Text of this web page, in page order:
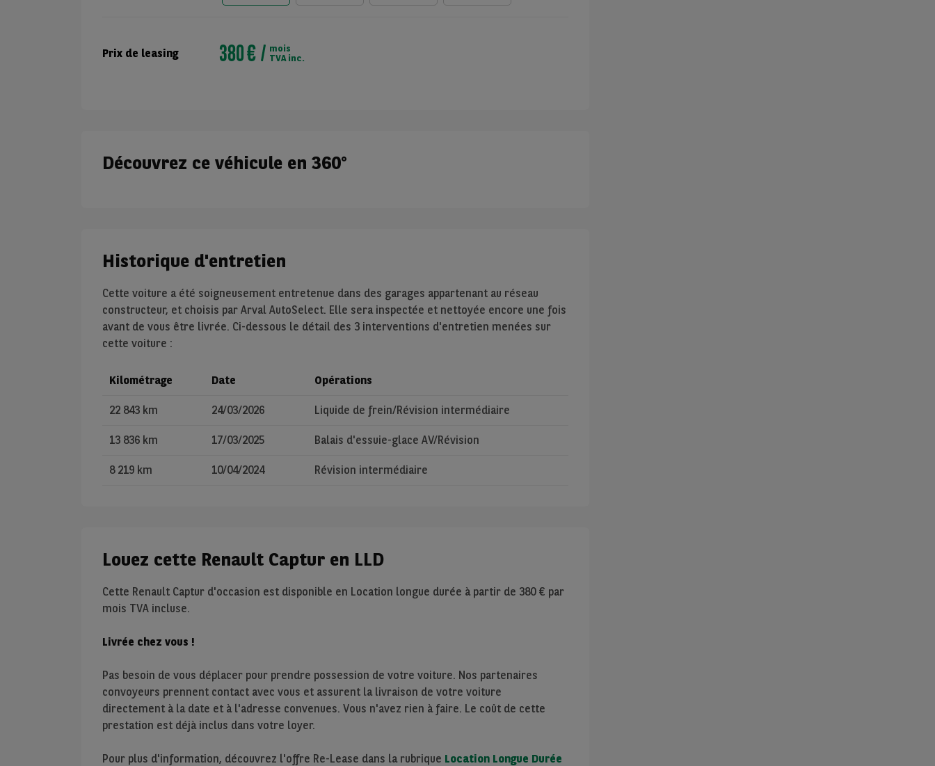
Prix de leasing 380 €
mois
TVA inc.
Découvrez ce véhicule en 360°
Historique d'entretien
Cette voiture a été soigneusement entretenue dans des garages appartenant au réseau
constructeur, et choisis par Arval AutoSelect. Elle sera inspectée et nettoyée encore une fois
avant de vous être livrée. Ci-dessous le détail des 3 interventions d'entretien menées sur
cette voiture :
Kilométrage Date Opérations
22 843 km 24/03/2026 Liquide de frein/Révision intermédiaire
13 836 km 17/03/2025 Balais d'essuie-glace AV/Révision
8 219 km 10/04/2024 Révision intermédiaire
Louez cette Renault Captur en LLD
Cette Renault Captur d'occasion est disponible en Location longue durée à partir de 380€ par
mois TVA incluse.
Livrée chez vous !
Pas besoin de vous déplacer pour prendre possession de votre voiture. Nos partenaires
convoyeurs prennent contact avec vous et assurent la livraison de votre voiture
directement à la date et à l'adresse convenues. Vous n'avez rien à faire. Le coût de cette
prestation est déjà inclus dans votre loyer.
Pour plus d'information, découvrez l'offre Re-Lease dans la rubrique Location Longue Durée